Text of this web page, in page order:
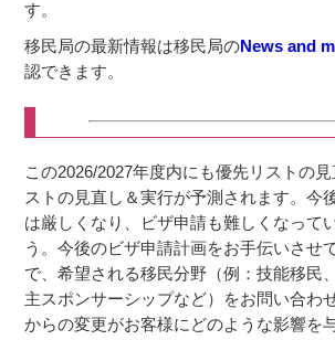
す。
移民局の最新情報は移民局のNews and
認できます。
この2026/2027年度内にも優先リストの
ストの見直し＆実行が予測されます。今
は厳しくなり、ビザ申請も難しくなって
う。今後のビザ申請計画をお手伝いさせ
で、希望される移民分野（例：技能移民
主スポンサーシップなど）をお問い合わ
からの変更がお客様にどのような影響を